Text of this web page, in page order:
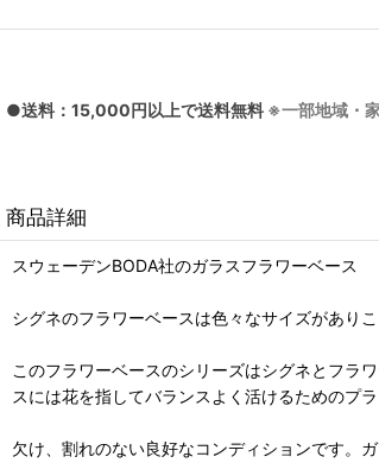
●送料：15,000円以上で送料無料 ※一部地域・
商品詳細
スウェーデンBODA社のガラスフラワーベース
シグネのフラワーベースは色々なサイズがあり
このフラワーベースのシリーズはシグネとフラ
スには花を指してバランスよく活けるためのプ
欠け、割れのない良好なコンディションです。